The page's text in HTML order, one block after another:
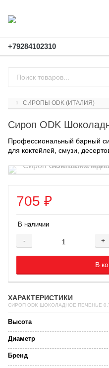
+79284102310
СИРОПЫ ODK (ИТАЛИЯ)
Сироп ODK
Профессиональный барный
для коктейлей, смузи,
705 ₽
В наличии
- +
В
ХАРАКТЕРИСТИКИ
СИРОП ODK ШОКОЛАДНОЕ ПЕЧЕНЬЕ
Высота
Диаметр
Бренд